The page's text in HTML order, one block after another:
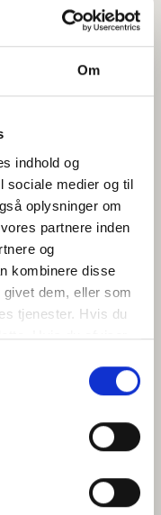
Om
indhold og
sociale medier og til
oplysninger om
partnere inden
og
kombinere disse
dem, eller som
tjenester. Hvis du
Hvis du afviser
dine